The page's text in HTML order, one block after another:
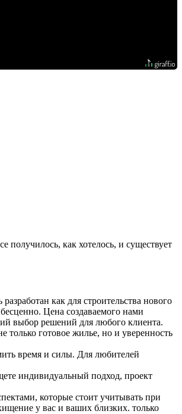
получилось, как хотелось, и существует
как для строительства нового
Цена создаваемого нами
выбор решений для любого клиента.
только готовое жилье, но и уверенность
время и силы. Для любителей
индивидуальный подход, проект
которые стоит учитывать при
у вас и ваших близких. только